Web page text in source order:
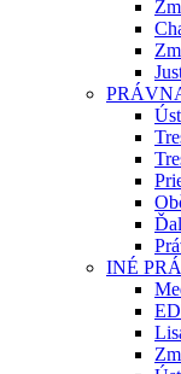
INÉ